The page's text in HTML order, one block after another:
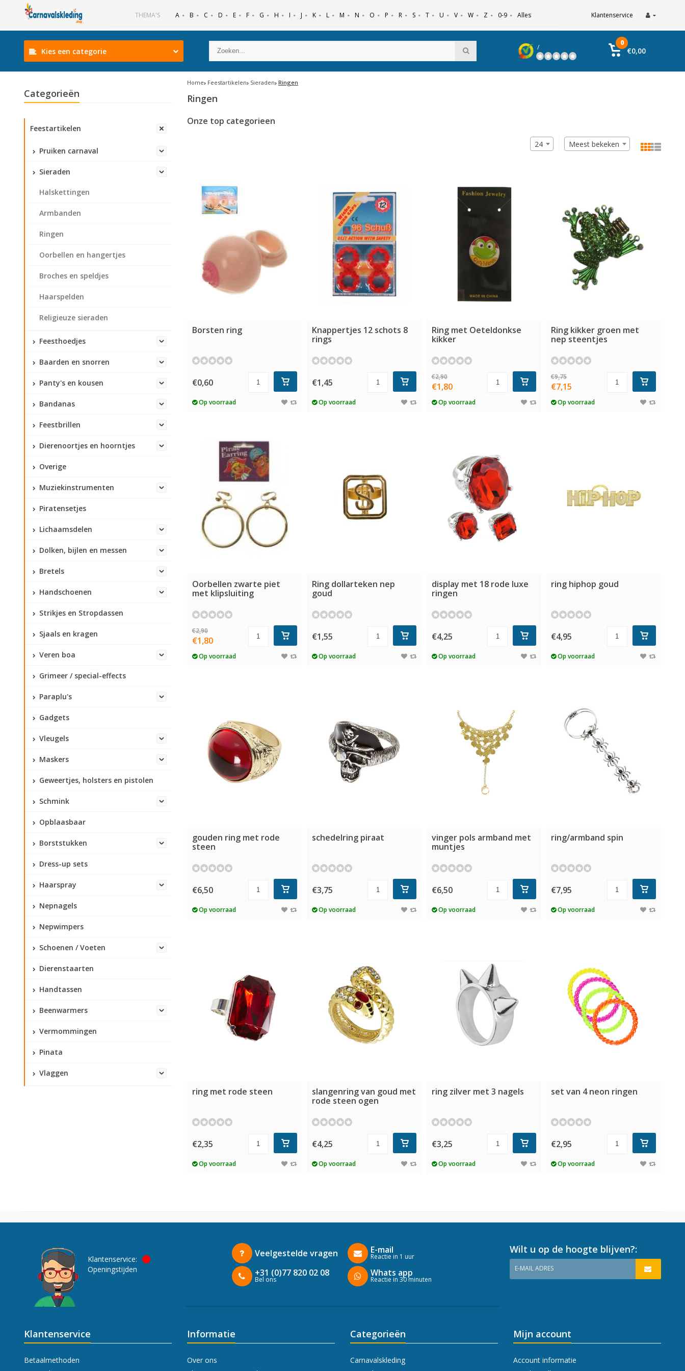
THEMA'S A B C D E F G H I J K L M N O P R S T U V W Z 0-9 Alles Klantenservice
Kies een categorie /
0
€0,00
Categorieën
Feestartikelen
Pruiken carnaval
Sieraden
Halskettingen
Armbanden
Ringen
Oorbellen en hangertjes
Broches en speldjes
Haarspelden
Religieuze sieraden
Feesthoedjes
Baarden en snorren
Panty's en kousen
Bandanas
Feestbrillen
Dierenoortjes en hoorntjes
Overige
Muziekinstrumenten
Piratensetjes
Lichaamsdelen
Dolken, bijlen en messen
Bretels
Handschoenen
Strikjes en Stropdassen
Sjaals en kragen
Veren boa
Grimeer / special-effects
Paraplu's
Gadgets
Vleugels
Maskers
Geweertjes, holsters en pistolen
Schmink
Opblaasbaar
Borststukken
Dress-up sets
Haarspray
Nepnagels
Nepwimpers
Schoenen / Voeten
Dierenstaarten
Handtassen
Beenwarmers
Vermommingen
Pinata
Vlaggen
Home Feestartikelen Sieraden Ringen
Ringen
Onze top categorieen
Meest bekeken
24
Borsten ring
€0,60
Op voorraad
Knappertjes 12 schots 8
rings
€1,45
Op voorraad
Ring met Oeteldonkse
kikker
€2,90
€1,80
Op voorraad
Ring kikker groen met
nep steentjes
€9,75
€7,15
Op voorraad
Oorbellen zwarte piet
met klipsluiting
€2,90
€1,80
Op voorraad
Ring dollarteken nep
goud
€1,55
Op voorraad
display met 18 rode luxe
ringen
€4,25
Op voorraad
ring hiphop goud
€4,95
Op voorraad
gouden ring met rode
steen
€6,50
Op voorraad
schedelring piraat
€3,75
Op voorraad
vinger pols armband met
muntjes
€6,50
Op voorraad
ring/armband spin
€7,95
Op voorraad
ring met rode steen
€2,35
Op voorraad
slangenring van goud met
rode steen ogen
€4,25
Op voorraad
ring zilver met 3 nagels
€3,25
Op voorraad
set van 4 neon ringen
€2,95
Op voorraad
Klantenservice:
Openingstijden
Veelgestelde vragen
+31 (0)77 820 02 08
Bel ons
E-mail
Reactie in 1 uur
Whats app
Reactie in 30 minuten
Wilt u op de hoogte blijven?:
E-MAIL ADRES
Klantenservice
Betaalmethoden
Informatie
Over ons
Categorieën
Carnavalskleding
Mijn account
Account informatie